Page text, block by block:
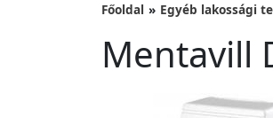
Főoldal Egyéb lakossági
Mentavill